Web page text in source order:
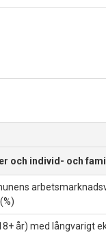
och individ- och
år) med långvarigt